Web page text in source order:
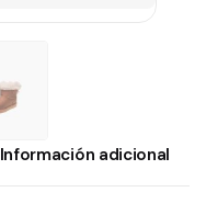
Información adicional